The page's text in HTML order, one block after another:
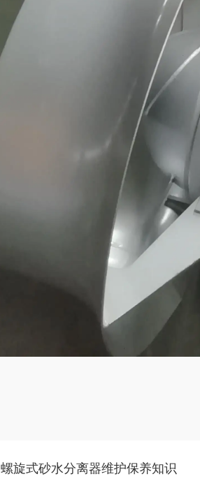
螺旋式砂水分离器维护保养知识